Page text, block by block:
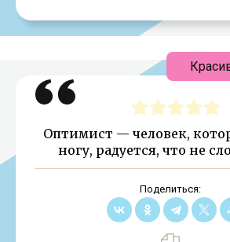
Оптимист — человек,
ногу, радуется, что не
Поделиться: